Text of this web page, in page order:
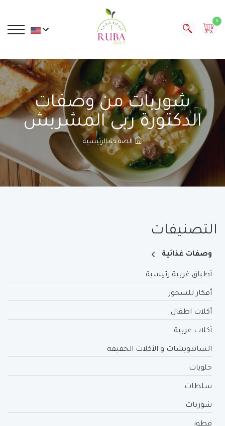
0
شوربات من وصفات
الدكتورة ربى المشربش
الصفحة الرئيسية
التصنيفات
وصفات غذائية
أطباق غربية رئيسية
أفكار للسحور
أكلات اطفال
أكلات عربية
الساندويشات و الأكلات الخفيفة
حلويات
سلطات
شوربات